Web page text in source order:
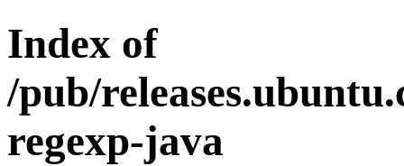
Index of
/pub/
regexp-java